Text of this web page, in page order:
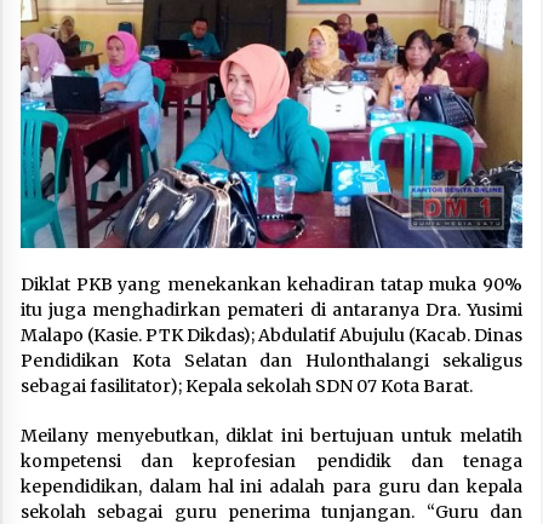
Diklat PKB yang menekankan kehadiran tatap muka 90%
itu juga menghadirkan pemateri di antaranya Dra. Yusimi
Malapo (Kasie. PTK Dikdas); Abdulatif Abujulu (Kacab. Dinas
Pendidikan Kota Selatan dan Hulonthalangi sekaligus
sebagai fasilitator); Kepala sekolah SDN 07 Kota Barat.
Meilany menyebutkan, diklat ini bertujuan untuk melatih
kompetensi dan keprofesian pendidik dan tenaga
kependidikan, dalam hal ini adalah para guru dan kepala
sekolah sebagai guru penerima tunjangan. “Guru dan